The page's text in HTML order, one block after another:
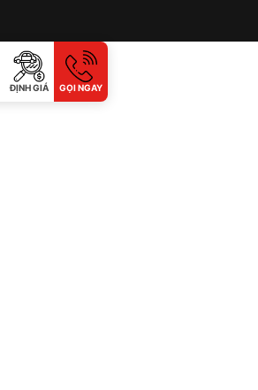
ĐỊNH GIÁ GỌI NGAY